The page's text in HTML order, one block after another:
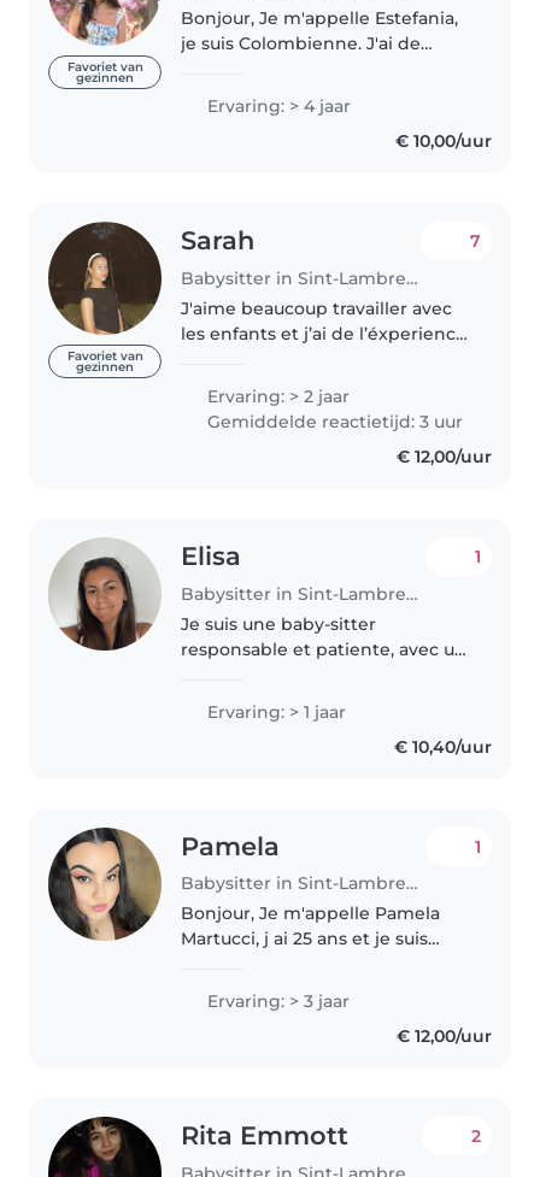
Favoriet van
gezinnen
Bonjour, Je m'appelle Estefania,
je suis Colombienne. J'ai de
d'enfants et j'adore offrir un
environnement sûr, amusant et
Ervaring: > 4 jaar
€ 10,00/uur
Favoriet van
gezinnen
Sarah
Babysitter in Sint-Lambrechts-Woluwe
7
J'aime beaucoup travailler avec
les enfants et j’ai de l’éxperience
à garder des écoliers et des
maternelles. J'ai aussi de
l'expérience avec les..
Ervaring: > 2 jaar
Gemiddelde reactietijd: 3 uur
€ 12,00/uur
Elisa
Babysitter in Sint-Lambrechts-Woluwe
1
Je suis une baby-sitter
responsable et patiente, avec un
des enfants de tous âges.
Premier secours certifiée. À l'aise
Ervaring: > 1 jaar
€ 10,40/uur
Pamela
Babysitter in Sint-Lambrechts-Woluwe
1
Bonjour, Je m'appelle Pamela
Martucci, j ai 25 ans et je suis
Éducation à l'ULB, je suis
quelqu'n de responsable, calme
Ervaring: > 3 jaar
€ 12,00/uur
Rita Emmott 2